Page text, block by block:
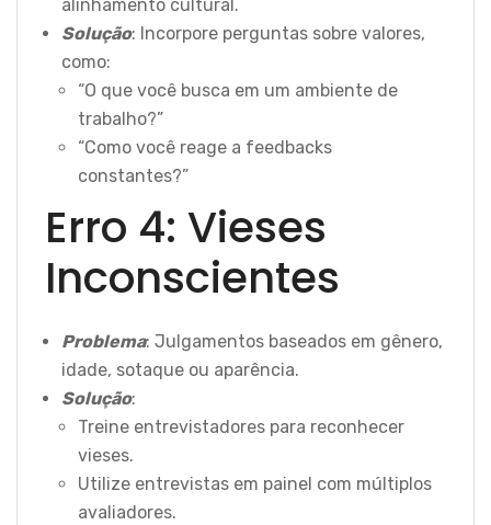
alinhamento cultural.
Solução: Incorpore perguntas sobre valores,
como:
“O que você busca em um ambiente de
trabalho?”
“Como você reage a feedbacks
constantes?”
Erro 4: Vieses
Inconscientes
Problema: Julgamentos baseados em gênero,
idade, sotaque ou aparência.
Solução:
Treine entrevistadores para reconhecer
vieses.
Utilize entrevistas em painel com múltiplos
avaliadores.